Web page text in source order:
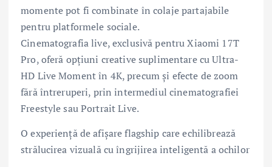
momente pot fi combinate în colaje partajabile
pentru platformele sociale.
Cinematografia live, exclusivă pentru Xiaomi 17T
Pro, oferă opțiuni creative suplimentare cu Ultra-
HD Live Moment în 4K, precum și efecte de zoom
fără întreruperi, prin intermediul cinematografiei
Freestyle sau Portrait Live.
O experiență de afișare flagship care echilibrează
strălucirea vizuală cu îngrijirea inteligentă a ochilor